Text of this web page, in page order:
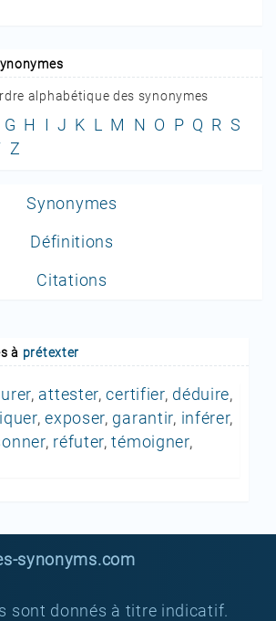
alphabétique des synonymes
G H I J K L M N O P Q R S
Z
Synonymes
Définitions
Citations
à prétexter
, attester,certifier, déduire,
,exposer, garantir, inférer,
, réfuter,témoigner,
synonyms.com
sont donnés à titre indicatif.